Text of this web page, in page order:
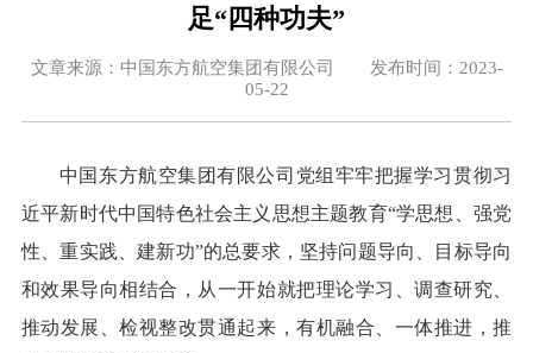
足“四种功夫”
文章来源：中国东方航空集团有限公司 发布时间：2023-
05-22
中国东方航空集团有限公司党组牢牢把握学习贯彻习
近平新时代中国特色社会主义思想主题教育“学思想、强党
性、重实践、建新功”的总要求，坚持问题导向、目标导向
和效果导向相结合，从一开始就把理论学习、调查研究、
推动发展、检视整改贯通起来，有机融合、一体推进，推